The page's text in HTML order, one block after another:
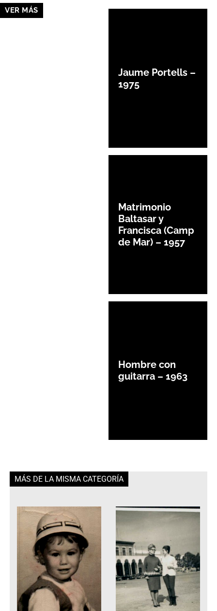
VER MÁS
Jaume Portells –
1975
Matrimonio
Baltasar y
Francisca (Camp
de Mar) – 1957
Hombre con
guitarra – 1963
MÁS DE LA MISMA CATEGORÍA